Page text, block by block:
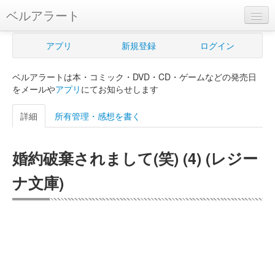
ベルアラート
ベルアラートとは
新規登録
ログイン
購入管理
Myシェルフ
アプリ 新規登録 ログイン
ベルアラートは本・コミック・DVD・CD・ゲームなどの発売日
をメールやアプリ にてお知らせします
詳細 所有管理・感想を書く
婚約破棄されまして(笑) (4) (レジー
ナ文庫)